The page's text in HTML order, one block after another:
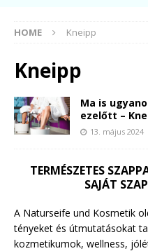
HOME Kneipp
Kneipp
Ma is
ezelőtt –
13. május 2024
TERMÉSZETES
SAJÁT
A Naturseife und Kosmetik
tényeket és útmutatásokat
kozmetikumok, wellness,